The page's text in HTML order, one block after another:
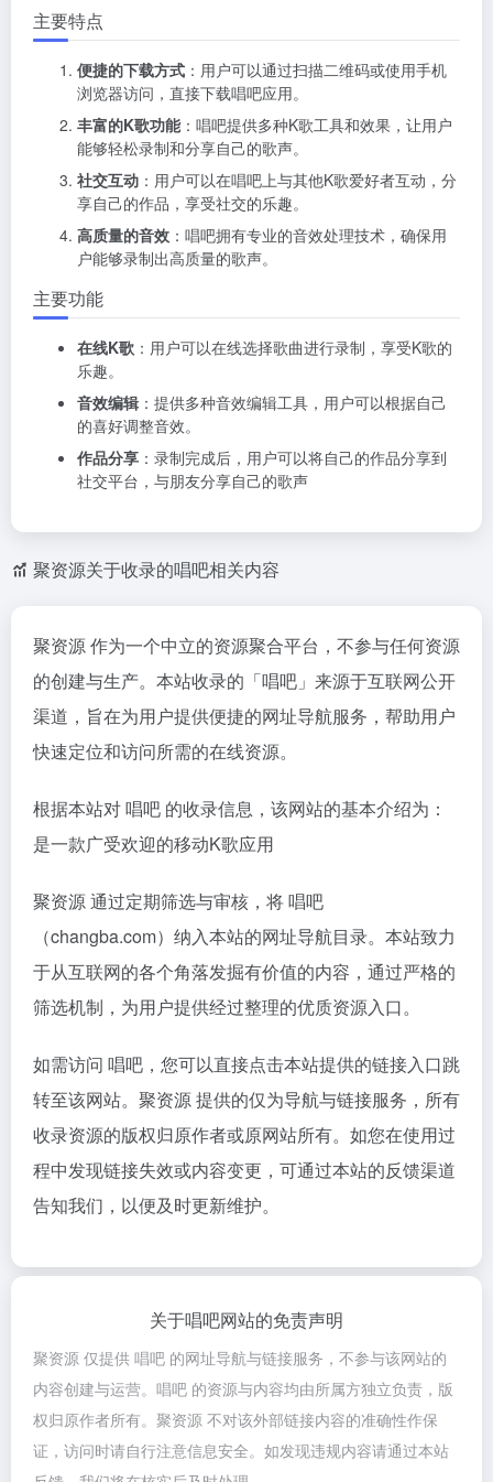
主要特点
便捷的下载方式 ：用户可以通过扫描二维码或使用手机
浏览器访问，直接下载唱吧应用。
丰富的K歌功能：唱吧提供多种K歌工具和效果，让用户
能够轻松录制和分享自己的歌声。
社交互动 ：用户可以在唱吧上与其他K歌爱好者互动，分
享自己的作品，享受社交的乐趣。
高质量的音效 ：唱吧拥有专业的音效处理技术，确保用
户能够录制出高质量的歌声。
主要功能
在线K歌 ：用户可以在线选择歌曲进行录制，享受K歌的
乐趣。
音效编辑 ：提供多种音效编辑工具，用户可以根据自己
的喜好调整音效。
作品分享 ：录制完成后，用户可以将自己的作品分享到
社交平台，与朋友分享自己的歌声
聚资源关于收录的唱吧相关内容
聚资源 作为一个中立的资源聚合平台，不参与任何资源
的创建与生产。本站收录的「唱吧」来源于互联网公开
渠道，旨在为用户提供便捷的网址导航服务，帮助用户
快速定位和访问所需的在线资源。
根据本站对 唱吧 的收录信息，该网站的基本介绍为：
是一款广受欢迎的移动K歌应用
聚资源 通过定期筛选与审核，将 唱吧
（changba.com）纳入本站的网址导航目录。本站致力
于从互联网的各个角落发掘有价值的内容，通过严格的
筛选机制，为用户提供经过整理的优质资源入口。
如需访问 唱吧，您可以直接点击本站提供的链接入口跳
转至该网站。聚资源 提供的仅为导航与链接服务，所有
收录资源的版权归原作者或原网站所有。如您在使用过
程中发现链接失效或内容变更，可通过本站的反馈渠道
告知我们，以便及时更新维护。
关于唱吧网站的免责声明
聚资源 仅提供 唱吧 的网址导航与链接服务，不参与该网站的
内容创建与运营。唱吧 的资源与内容均由所属方独立负责，版
权归原作者所有。聚资源 不对该外部链接内容的准确性作保
证，访问时请自行注意信息安全。如发现违规内容请通过本站